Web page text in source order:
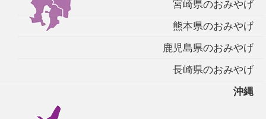
宮崎県のおみやげ
熊本県のおみやげ
鹿児島県のおみやげ
長崎県のおみやげ
沖縄